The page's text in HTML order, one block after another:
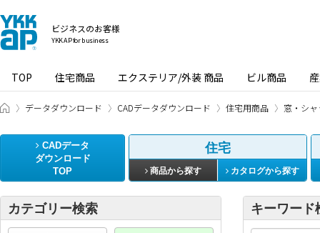
ビジネスのお客様
YKK AP for business
TOP 住宅商品 エクステリア/外装 商品 ビル商品
ビジネスのお客様 HOME
データダウンロード CADデータダウンロード 住宅用商品 窓・シ
CADデータ
ダウンロード
TOP
住宅
商品から探す カタログから探す
カテゴリー検索 キーワード